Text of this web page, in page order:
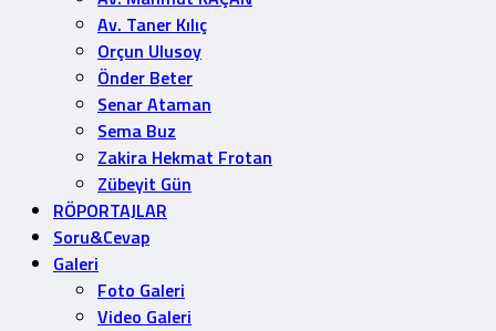
Av. Taner Kılıç
Orçun Ulusoy
Önder Beter
Senar Ataman
Sema Buz
Zakira Hekmat Frotan
Zübeyit Gün
RÖPORTAJLAR
Soru&Cevap
Galeri
Foto Galeri
Video Galeri